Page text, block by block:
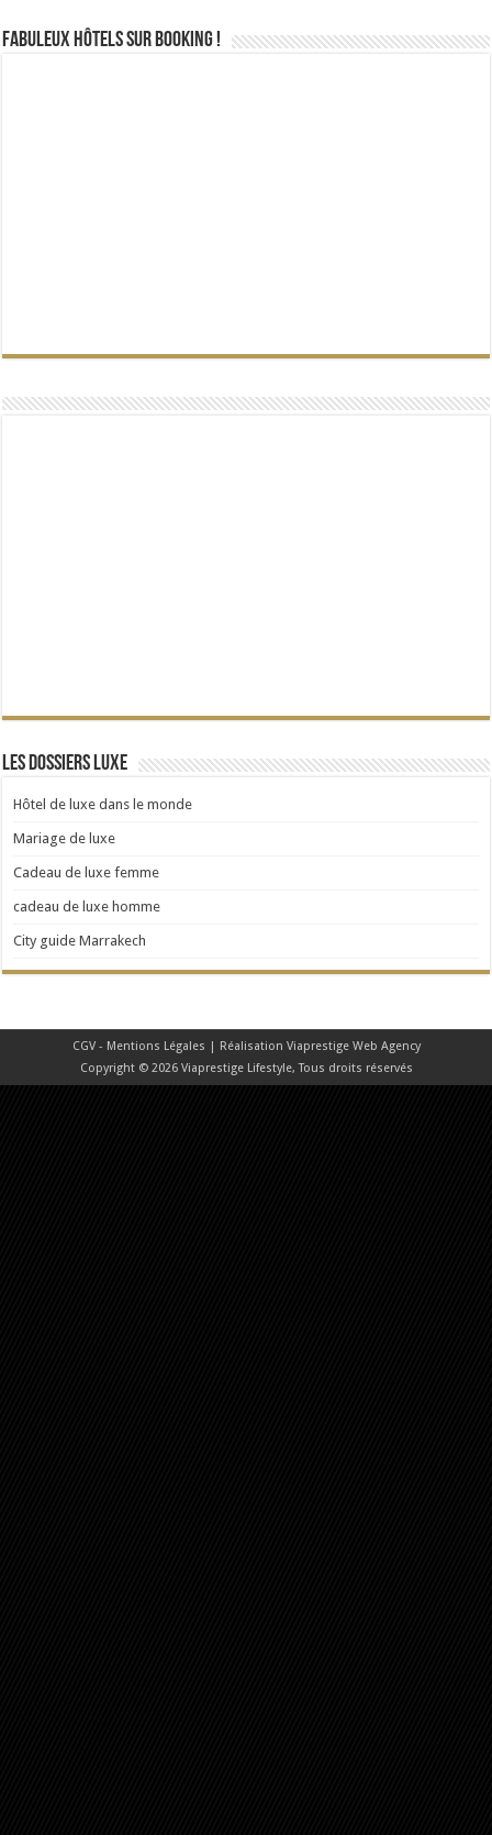
Fabuleux Hôtels sur Booking !
Les dossiers Luxe
Hôtel de luxe dans le monde
Mariage de luxe
Cadeau de luxe femme
cadeau de luxe homme
City guide Marrakech
CGV - Mentions Légales | Réalisation Viaprestige Web Agency
Copyright © 2026 Viaprestige Lifestyle, Tous droits réservés